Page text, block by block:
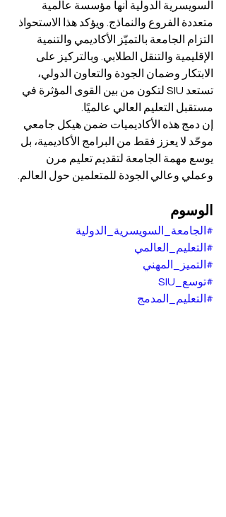
السويسرية الدولية أنها مؤسسة عالمية
متعددة الفروع والنماذج. ويؤكد هذا الاستحواذ
التزام الجامعة بالتميّز الأكاديمي والتنمية
الإقليمية والتنقل الطلابي. وبالتركيز على
الابتكار وضمان الجودة والتعاون الدولي،
تستعد SIU لتكون من بين القوى المؤثرة في
مستقبل التعليم العالي عالميًا.
إن دمج هذه الأكاديميات ضمن هيكل جامعي
موحّد لا يعزز فقط من البرامج الأكاديمية، بل
يوسع مهمة الجامعة لتقديم تعليم مرن
وعملي وعالي الجودة للمتعلمين حول العالم.
الوسوم
#الجامعة_السويسرية_الدولية
#التعليم_العالمي
#التميز_المهني
#توسع_SIU
#التعليم_المدمج